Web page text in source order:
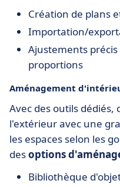
Création de plans
Importation/
Ajustements
proportions
Aménagement
Avec des outils
l'extérieur avec une
les espaces selon les
desoptions
Bibliothèque